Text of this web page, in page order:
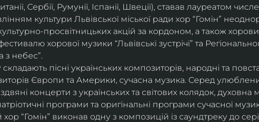
Сербії, Румунії, Іспанії, Швеції), ставав лауреатом
культури Львівської міської ради хор “Гомін”
просвітницьких акцій за кордоном, а також
хорової музики “Львівські зустрічі” та
з небес”.
пісні українських композиторів, народні та
Європи та Америки, сучасна музика. Серед
концерти з українських та світових колядок, духовна
програми та оригінальні програми сучасної
“Гомін” виконав одну з композицій із саундтреку до